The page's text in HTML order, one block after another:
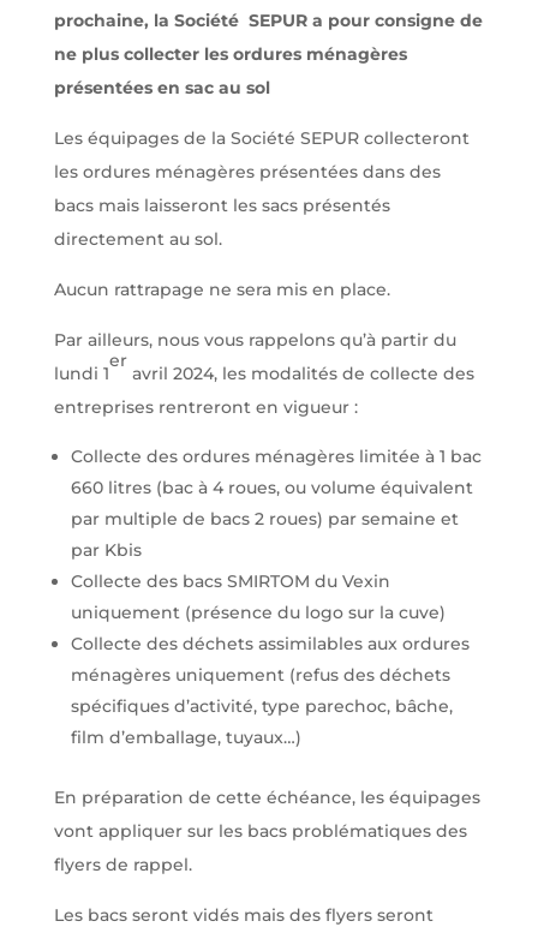
prochaine, la Société SEPUR a pour consigne de
ne plus collecter les ordures ménagères
présentées en sac au sol
Les équipages de la Société SEPUR collecteront
les ordures ménagères présentées dans des
bacs mais laisseront les sacs présentés
directement au sol.
Aucun rattrapage ne sera mis en place.
Par ailleurs, nous vous rappelons qu’à partir du
lundi 1
er
avril 2024, les modalités de collecte des
entreprises rentreront en vigueur :
Collecte des ordures ménagères limitée à 1 bac
660 litres (bac à 4 roues, ou volume équivalent
par multiple de bacs 2 roues) par semaine et
par Kbis
Collecte des bacs SMIRTOM du Vexin
uniquement (présence du logo sur la cuve)
Collecte des déchets assimilables aux ordures
ménagères uniquement (refus des déchets
spécifiques d’activité, type parechoc, bâche,
film d’emballage, tuyaux…)
En préparation de cette échéance, les équipages
vont appliquer sur les bacs problématiques des
flyers de rappel.
Les bacs seront vidés mais des flyers seront